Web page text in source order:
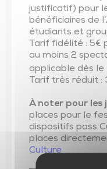
justificatif) pour
bénéficiaires de
étudiants et
Tarif fidélité : 5€
au moins 2
applicable dès le
Tarif très réduit :
À noter pour les
places pour le
dispositifs pass
places
Culture